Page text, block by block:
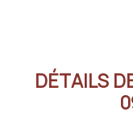
DÉTAILS